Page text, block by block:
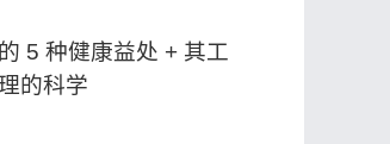
5 种健康益处 + 其工
的科学